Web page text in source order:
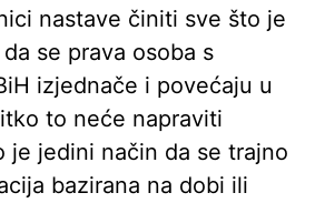
nastave činiti sve što je
se prava osoba s
izjednače i povećaju u
to neće napraviti
je jedini način da se trajno
bazirana na dobi ili